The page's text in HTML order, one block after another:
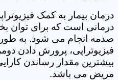
درمان بیمار به کمک
درمانی است که برای توان
صدمه انجام می شود. به
فیزیوتراپی، پرورش دادن
بیشترین مقدار رساندن
مریض می باشد.